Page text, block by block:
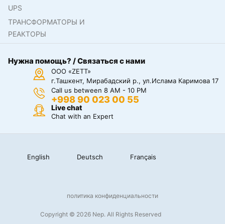
UPS
ТРАНСФОРМАТОРЫ И
РЕАКТОРЫ
Нужна помощь? / Связаться с нами
ООО «ZETT»
г.Ташкент, Мирабадский р., ул.Ислама Каримова 17
Call us between 8 AM - 10 PM
+998 90 023 00 55
Live chat
Chat with an Expert
English Deutsch Français
Copyright © 2026 Nep. All Rights Reserved
политика конфиденциальности